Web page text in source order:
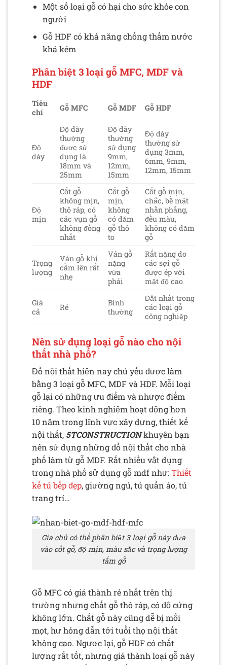
Một số loại gỗ có hại cho sức khỏe con
người
Gỗ HDF có khả năng chống thấm nước
khá kém
Phân biệt 3 loại gỗ MFC, MDF và
HDF
Tiêu
chí
Gỗ MFC Gỗ MDF Gỗ HDF
Độ
dày
Độ dày
thường
được sử
dụng là
18mm và
25mm
Độ dày
thường
sử dụng
9mm,
12mm,
15mm
Độ dày
thường sử
dụng 3mm,
6mm, 9mm,
12mm, 15mm
Độ
mịn
Cốt gỗ
không mịn,
thô ráp, có
các vụn gỗ
không đồng
nhất
Cốt gỗ
mịn,
không
có dăm
gỗ thô
to
Cốt gỗ mịn,
chắc, bề mặt
nhẵn phẳng,
đều màu,
không có dăm
gỗ
Trọng
lượng
Ván gỗ khi
cầm lên rất
nhẹ
Ván gỗ
nặng
vừa
phải
Rất nặng do
các sợi gỗ
được ép với
mật độ cao
Giá
cả
Rẻ
Bình
thường
Đắt nhất trong
các loại gỗ
công nghiệp
Nên sử dụng loại gỗ nào cho nội
thất nhà phố?
Đồ nội thất hiện nay chủ yếu được làm
bằng 3 loại gỗ MFC, MDF và HDF. Mỗi loại
gỗ lại có những ưu điểm và nhược điểm
riêng. Theo kinh nghiệm hoạt động hơn
10 năm trong lĩnh vực xây dựng, thiết kế
nội thất, 5TCONSTRUCTIONkhuyên bạn
nên sử dụng những đồ nội thất cho nhà
phố làm từ gỗ MDF. Rất nhiều vật dụng
trong nhà phố sử dụng gỗ mdf như:Thiết
kế tủ bếp đẹp, giường ngủ, tủ quần áo, tủ
trang trí…
Gia chủ có thể phân biệt 3 loại gỗ này dựa
vào cốt gỗ, độ mịn, màu sắc và trọng lượng
tấm gỗ
Gỗ MFC có giá thành rẻ nhất trên thị
trường nhưng chất gỗ thô ráp, có độ cứng
không lớn. Chất gỗ này cũng dễ bị mối
mọt, hư hỏng dẫn tới tuổi thọ nội thất
không cao. Ngược lại, gỗ HDF có chất
lượng rất tốt, nhưng giá thành loại gỗ này